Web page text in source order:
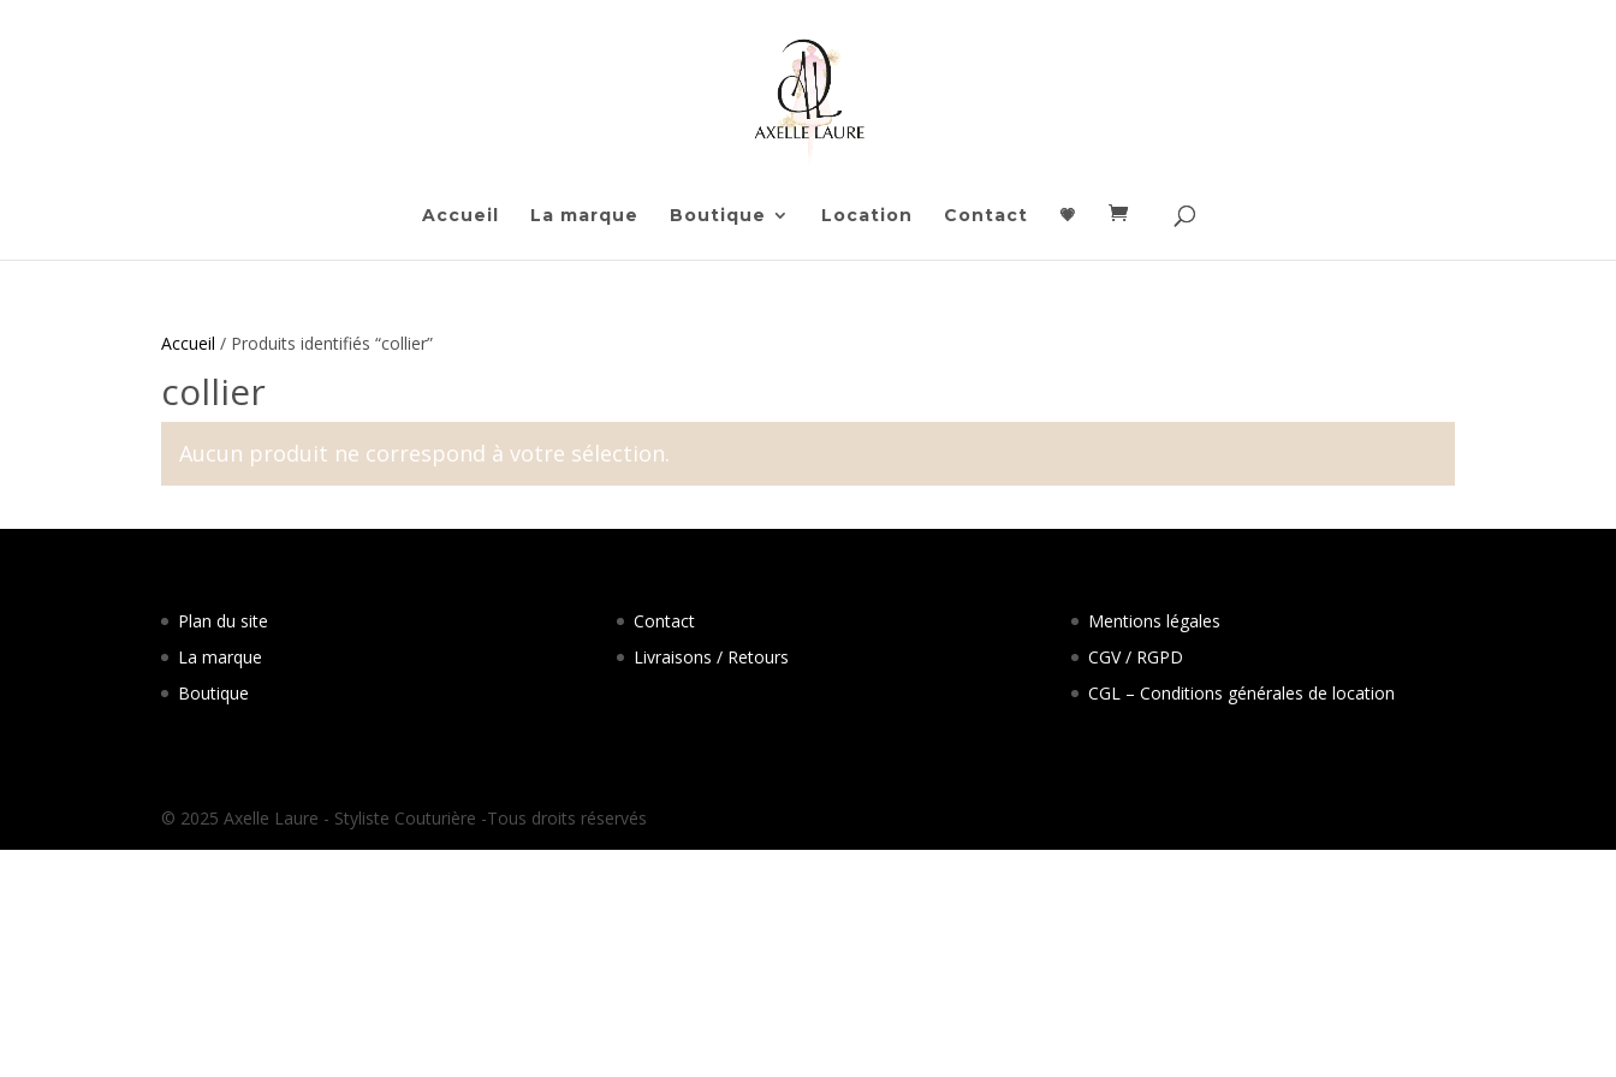
Accueil La marque Boutique Location Contact 💗
Accueil / Produits identifiés “collier”
collier
Aucun produit ne correspond à votre sélection.
Plan du site
La marque
Boutique
Contact
Livraisons / Retours
Mentions légales
CGV / RGPD
CGL – Conditions générales de location
© 2025 Axelle Laure - Styliste Couturière -Tous droits réservés